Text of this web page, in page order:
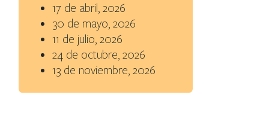
17 de abril, 2026
30 de mayo, 2026
11 de julio, 2026
24 de octubre, 2026
13 de noviembre, 2026